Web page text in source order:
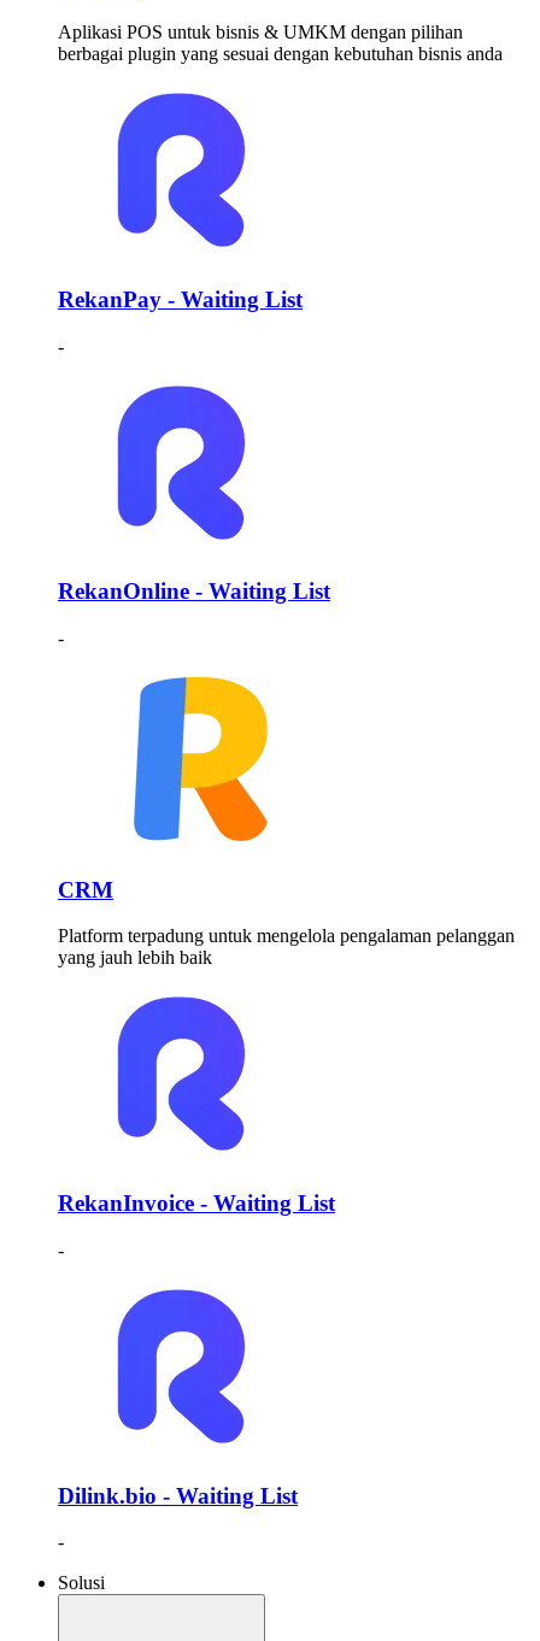
Aplikasi POS untuk bisnis & UMKM dengan pilihan
berbagai plugin yang sesuai dengan kebutuhan bisnis anda
RekanPay - Waiting List
-
RekanOnline - Waiting List
-
CRM
Platform terpadung untuk mengelola pengalaman pelanggan
yang jauh lebih baik
RekanInvoice - Waiting List
-
Dilink.bio - Waiting List
-
Solusi